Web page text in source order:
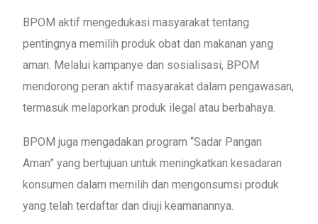
BPOM aktif mengedukasi masyarakat tentang
pentingnya memilih produk obat dan makanan yang
aman. Melalui kampanye dan sosialisasi, BPOM
mendorong peran aktif masyarakat dalam pengawasan,
termasuk melaporkan produk ilegal atau berbahaya.
BPOM juga mengadakan program “Sadar Pangan
Aman” yang bertujuan untuk meningkatkan kesadaran
konsumen dalam memilih dan mengonsumsi produk
yang telah terdaftar dan diuji keamanannya.